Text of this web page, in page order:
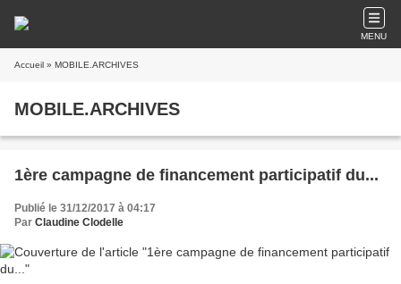
MENU
Accueil » MOBILE.ARCHIVES
MOBILE.ARCHIVES
1ère campagne de financement participatif du...
Publié le 31/12/2017 à 04:17
Par Claudine Clodelle